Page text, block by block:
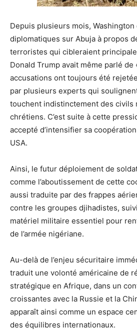
Depuis plusieurs mois,
diplomatiques sur Abuja à propos
terroristes qui cibleraient
Donald Trump avait même parlé de
accusations ont toujours été
par plusieurs experts qui
touchent indistinctement des civils
chrétiens. C’est suite à cette
accepté d’intensifier sa
USA.
Ainsi, le futur déploiement de
comme l’aboutissement de cette
aussi traduite par des frappes
contre les groupes djihadistes,
matériel militaire essentiel pour
de l’armée nigériane.
Au-delà de l’enjeu sécuritaire
traduit une volonté américaine de
stratégique en Afrique, dans un
croissantes avec la Russie et la
apparaît ainsi comme un espace
des équilibres internationaux.